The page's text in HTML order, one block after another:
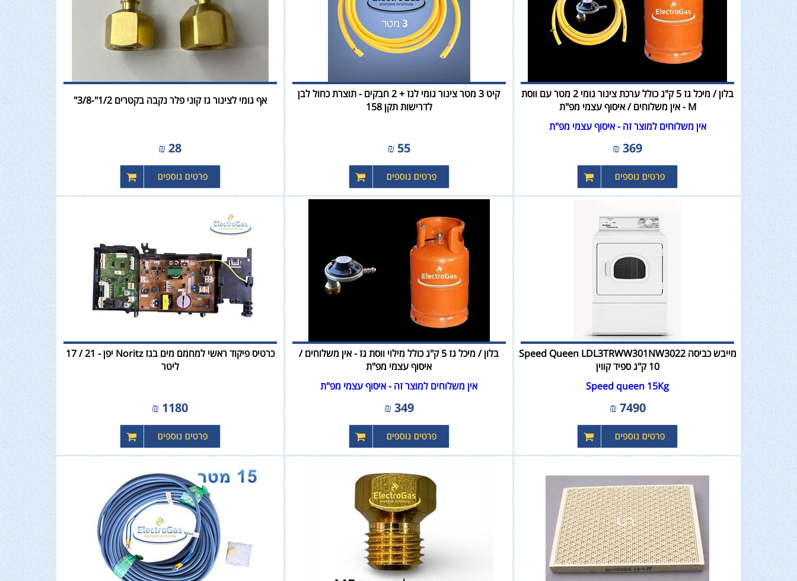
בלון / מיכל גז 5 ק"ג כולל ערכת צינור גומי 2 מטר עם ווסת
M - אין משלוחים / איסוף עצמי מפ"ת
אין משלוחים למוצר זה - איסוף עצמי מפ"ת
369
₪
קיט 3 מטר צינור גומי לגז + 2 חבקים - תוצרת כחול לבן
לדרישות תקן 158
55
₪
אף גומי לצינור גז קוני פלר נקבה בקטרים 1/2"-3/8"
28
₪
מייבש כביסה Speed Queen LDL3TRWW301NW3022
‏10 ‏ק"ג ספיד קווין
Speed queen 15Kg
7490
₪
בלון / מיכל גז 5 ק"ג כולל מילוי ווסת גז - אין משלוחים /
איסוף עצמי מפ"ת
אין משלוחים למוצר זה - איסוף עצמי מפ"ת
349
₪
כרטיס פיקוד ראשי למחמם מים בגז Noritz יפן - 21 / 17
ליטר
1180
₪